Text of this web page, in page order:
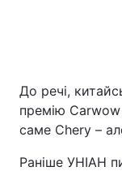
До речі,
премію
саме Chery –
Раніше УНІАН